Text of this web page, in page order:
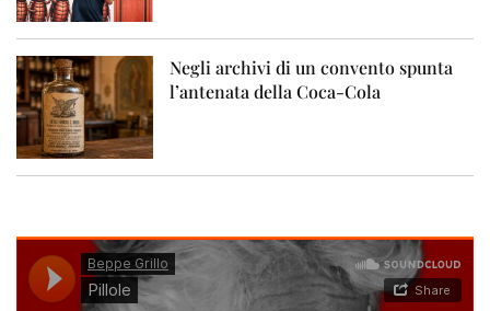
Negli archivi di un convento spunta
l’antenata della Coca-Cola